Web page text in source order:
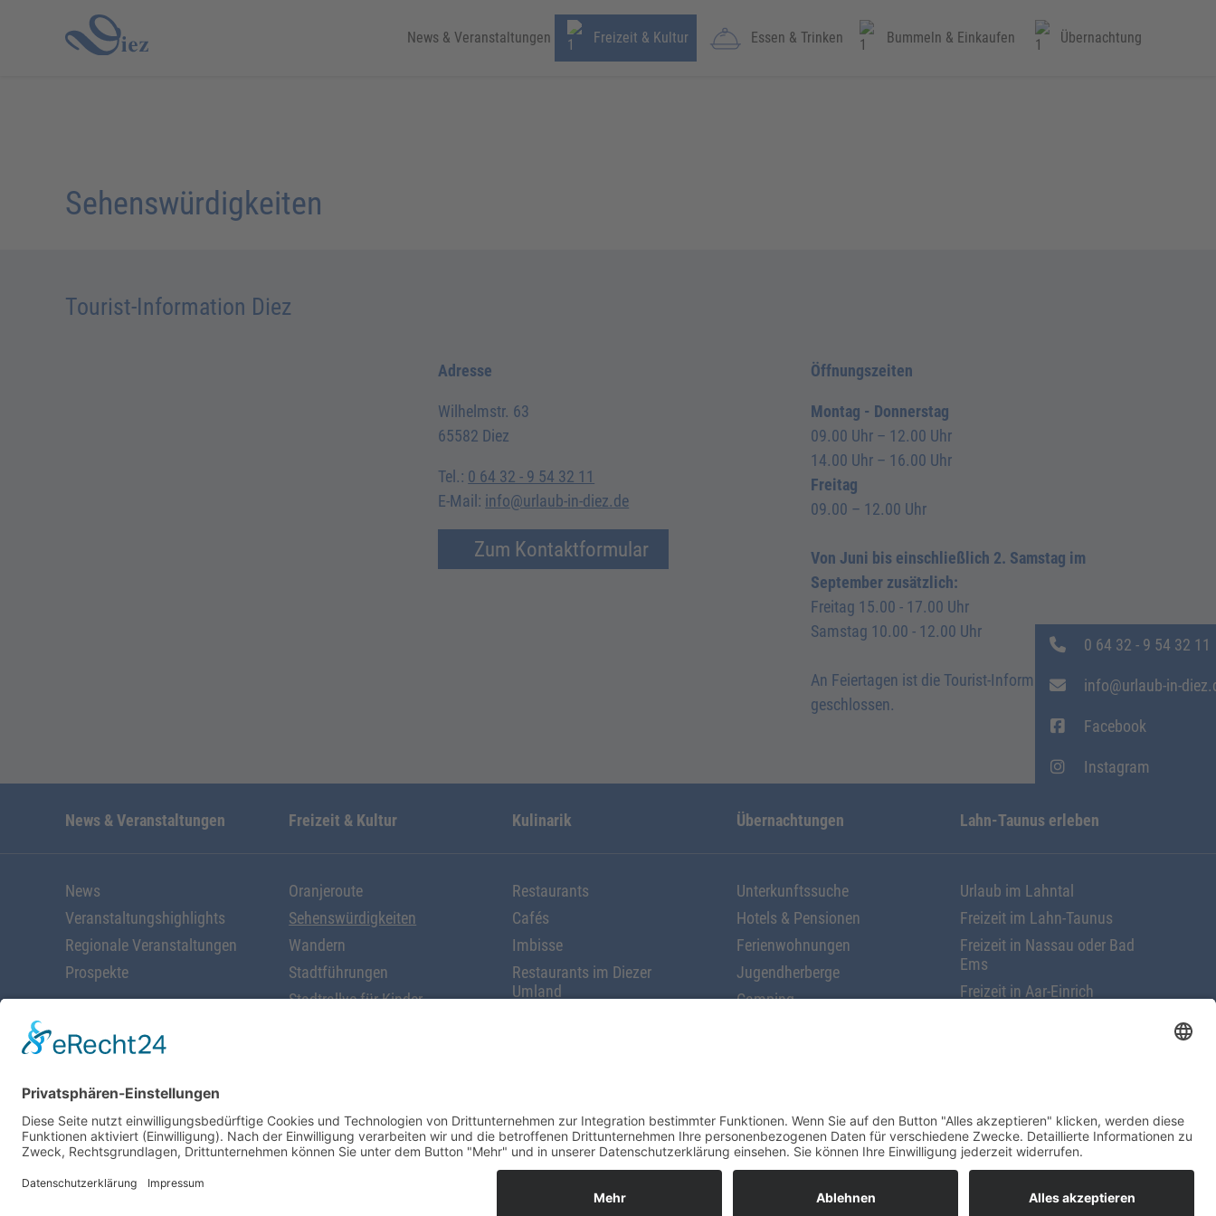
News & Veranstaltungen Freizeit & Kultur Essen & Trinken Bummeln & Einkaufen Übernachtung
Sehenswürdigkeiten
Tourist-Information Diez
Adresse
Wilhelmstr. 63
65582 Diez
Tel.: 0 64 32 - 9 54 32 11
E-Mail: info@urlaub-in-diez.de
Zum Kontaktformular
Öffnungszeiten
Montag - Donnerstag
09.00 Uhr – 12.00 Uhr
14.00 Uhr – 16.00 Uhr
Freitag
09.00 – 12.00 Uhr
Von Juni bis einschließlich 2. Samstag im
September zusätzlich:
Freitag 15.00 - 17.00 Uhr
Samstag 10.00 - 12.00 Uhr
An Feiertagen ist die Tourist-Information Diez
geschlossen.
News & Veranstaltungen
News
Veranstaltungshighlights
Regionale Veranstaltungen
Prospekte
Freizeit & Kultur
Oranjeroute
Sehenswürdigkeiten
Wandern
Stadtführungen
Stadtrallye für Kinder
Kulinarik
Restaurants
Cafés
Imbisse
Restaurants im Diezer
Umland
Übernachtungen
Unterkunftssuche
Hotels & Pensionen
Ferienwohnungen
Jugendherberge
Camping
Lahn-Taunus erleben
Urlaub im Lahntal
Freizeit im Lahn-Taunus
Freizeit in Nassau oder Bad
Ems
Freizeit in Aar-Einrich
Startseite Datenschutzerklärung Social-Media-Datenschutz Impressum
0 64 32 - 9 54 32 11
info@urlaub-in-
Facebook
Instagram